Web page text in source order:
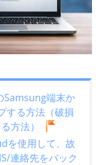
Samsung端末か
する方法（破損
方法）
を使用して、故
連絡先をバック